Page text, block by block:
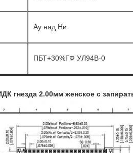
Ау над Ни
ПБТ+30%ГФ УЛ94В-0
гнезда 2.00мм женское с